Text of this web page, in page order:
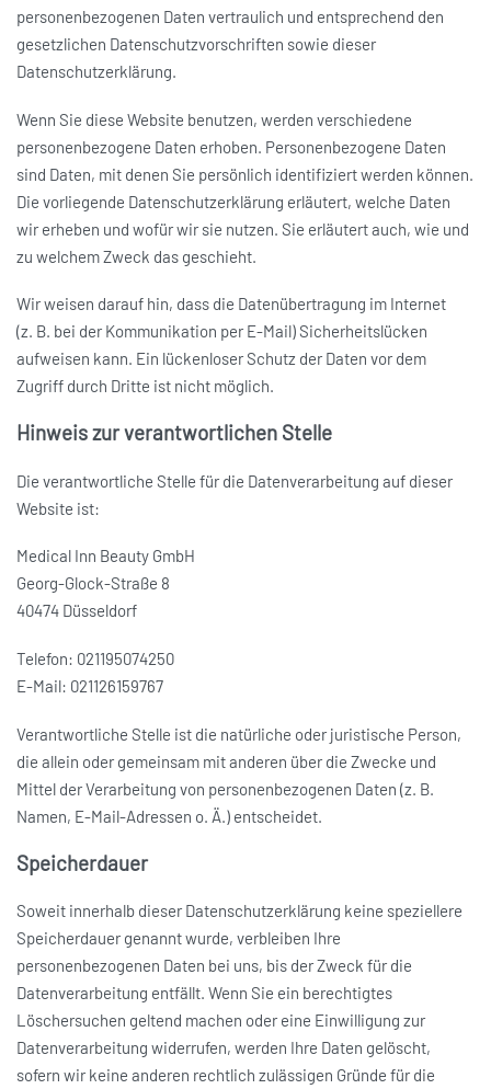
personenbezogenen Daten vertraulich und entsprechend den
gesetzlichen Datenschutzvorschriften sowie dieser
Datenschutzerklärung.
Wenn Sie diese Website benutzen, werden verschiedene
personenbezogene Daten erhoben. Personenbezogene Daten
sind Daten, mit denen Sie persönlich identifiziert werden können.
Die vorliegende Datenschutzerklärung erläutert, welche Daten
wir erheben und wofür wir sie nutzen. Sie erläutert auch, wie und
zu welchem Zweck das geschieht.
Wir weisen darauf hin, dass die Datenübertragung im Internet
(z. B. bei der Kommunikation per E-Mail) Sicherheitslücken
aufweisen kann. Ein lückenloser Schutz der Daten vor dem
Zugriff durch Dritte ist nicht möglich.
Hinweis zur verantwortlichen Stelle
Die verantwortliche Stelle für die Datenverarbeitung auf dieser
Website ist:
Medical Inn Beauty GmbH
Georg-Glock-Straße 8
40474 Düsseldorf
Telefon: 021195074250
E-Mail: 021126159767
Verantwortliche Stelle ist die natürliche oder juristische Person,
die allein oder gemeinsam mit anderen über die Zwecke und
Mittel der Verarbeitung von personenbezogenen Daten (z. B.
Namen, E-Mail-Adressen o. Ä.) entscheidet.
Speicherdauer
Soweit innerhalb dieser Datenschutzerklärung keine speziellere
Speicherdauer genannt wurde, verbleiben Ihre
personenbezogenen Daten bei uns, bis der Zweck für die
Datenverarbeitung entfällt. Wenn Sie ein berechtigtes
Löschersuchen geltend machen oder eine Einwilligung zur
Datenverarbeitung widerrufen, werden Ihre Daten gelöscht,
sofern wir keine anderen rechtlich zulässigen Gründe für die